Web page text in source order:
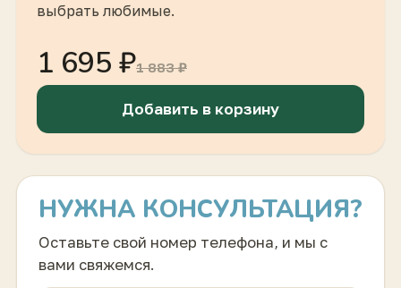
выбрать любимые.
1 695 ₽1 883 ₽
Добавить в корзину
НУЖНА КОНСУЛЬТАЦИЯ?
Оставьте свой номер телефона, и мы с
вами свяжемся.